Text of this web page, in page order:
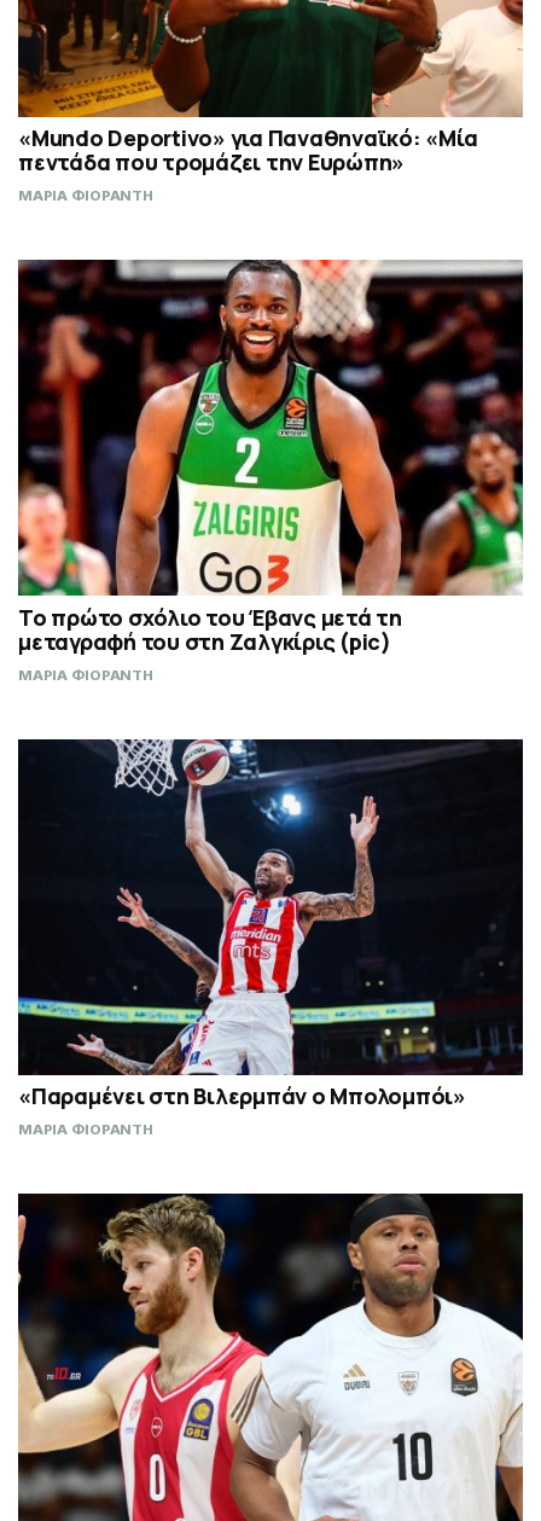
«Mundo Deportivo» για Παναθηναϊκό: «Μία
πεντάδα που τρομάζει την Ευρώπη»
ΜΑΡΙΑ ΦΙΟΡΑΝΤΗ
Το πρώτο σχόλιο του Έβανς μετά τη
μεταγραφή του στη Ζαλγκίρις (pic)
ΜΑΡΙΑ ΦΙΟΡΑΝΤΗ
«Παραμένει στη Βιλερμπάν ο Μπολομπόι»
ΜΑΡΙΑ ΦΙΟΡΑΝΤΗ